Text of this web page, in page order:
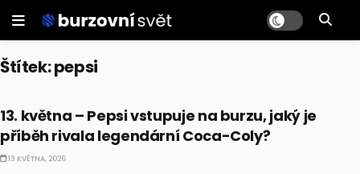
Štítek:pepsi
13. května – Pepsi vstupuje na burzu, jaký je
příběh rivala legendární Coca-Coly?
13 KVĚTNA, 2026